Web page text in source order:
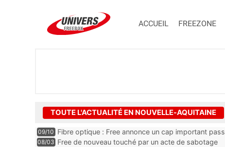
ACCUEIL FREEZONE
TOUTE L'ACTUALITÉ EN NOUVELLE-AQUITAINE
09/10 Fibre optique : Free annonce un cap important
08/03 Free de nouveau touché par un acte de sabotage